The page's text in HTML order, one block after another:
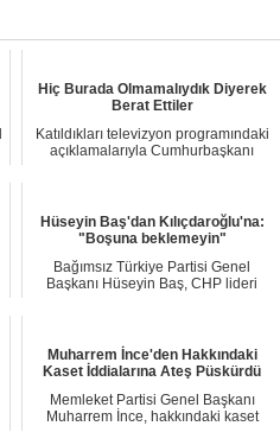
Hiç Burada Olmamalıydık Diyerek
Berat Ettiler
Katıldıkları televizyon programındaki
açıklamalarıyla Cumhurbaşkanı
Hüseyin Baş'dan Kılıçdaroğlu'na:
"Boşuna beklemeyin"
Bağımsız Türkiye Partisi Genel
Başkanı Hüseyin Baş, CHP lideri
Muharrem İnce'den Hakkındaki
Kaset İddialarına Ateş Püskürdü
Memleket Partisi Genel Başkanı
Muharrem İnce, hakkındaki kaset